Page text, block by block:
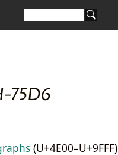
75D6
(U+4E00–U+9FFF)